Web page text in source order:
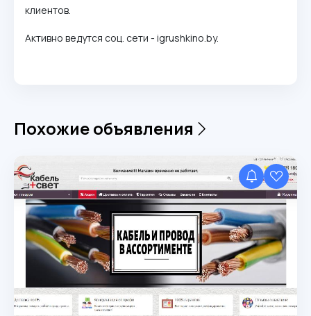
клиентов.
Активно ведутся соц. сети - igrushkino.by.
Похожие объявления